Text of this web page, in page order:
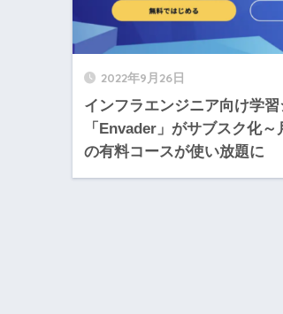
2022年9月26日
インフラエンジニア向け学
「Envader」がサブスク化
の有料コースが使い放題に